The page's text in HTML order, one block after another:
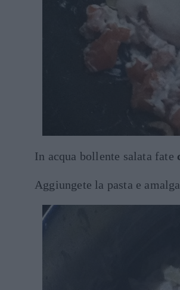
In acqua bollente salata fate
Aggiungete la pasta e